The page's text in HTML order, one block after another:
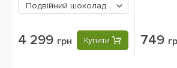
Подвійний шоколад4299 грн
4 299 грн Купити 749